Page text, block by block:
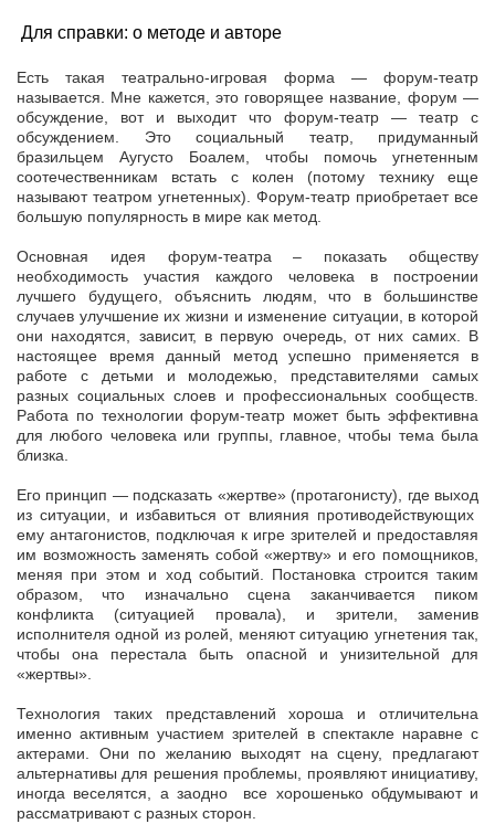
Для справки: о методе и авторе
Есть такая театрально-игровая форма — форум-театр
называется. Мне кажется, это говорящее название, форум —
обсуждение, вот и выходит что форум-театр — театр с
обсуждением. Это социальный театр, придуманный
бразильцем Аугусто Боалем, чтобы помочь угнетенным
соотечественникам встать с колен (потому технику еще
называют театром угнетенных). Форум-театр приобретает все
большую популярность в мире как метод.
Основная идея форум-театра – показать обществу
необходимость участия каждого человека в построении
лучшего будущего, объяснить людям, что в большинстве
случаев улучшение их жизни и изменение ситуации, в которой
они находятся, зависит, в первую очередь, от них самих. В
настоящее время данный метод успешно применяется в
работе с детьми и молодежью, представителями самых
разных социальных слоев и профессиональных сообществ.
Работа по технологии форум-театр может быть эффективна
для любого человека или группы, главное, чтобы тема была
близка.
Его принцип — подсказать «жертве» (протагонисту), где выход
из ситуации, и избавиться от влияния противодействующих
ему антагонистов, подключая к игре зрителей и предоставляя
им возможность заменять собой «жертву» и его помощников,
меняя при этом и ход событий. Постановка строится таким
образом, что изначально сцена заканчивается пиком
конфликта (ситуацией провала), и зрители, заменив
исполнителя одной из ролей, меняют ситуацию угнетения так,
чтобы она перестала быть опасной и унизительной для
«жертвы».
Технология таких представлений хороша и отличительна
именно активным участием зрителей в спектакле наравне с
актерами. Они по желанию выходят на сцену, предлагают
альтернативы для решения проблемы, проявляют инициативу,
иногда веселятся, а заодно все хорошенько обдумывают и
рассматривают с разных сторон.